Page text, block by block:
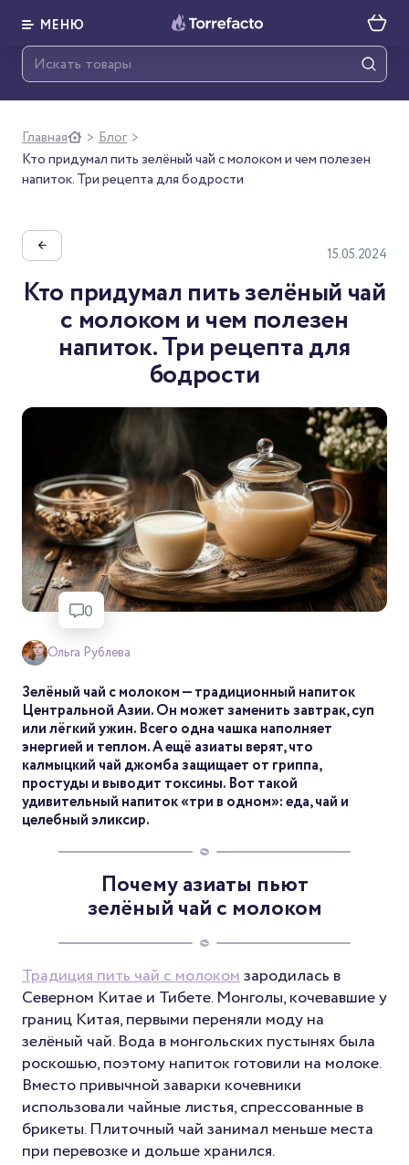
МЕНЮ
Главная > Блог >
Кто придумал пить зелёный чай с молоком и чем полезен
напиток. Три рецепта для бодрости
← 15.05.2024
Кто придумал пить зелёный чай
с молоком и чем полезен
напиток. Три рецепта для
бодрости
0
Ольга Рублева
Зелёный чай с молоком — традиционный напиток
Центральной Азии. Он может заменить завтрак, суп
или лёгкий ужин. Всего одна чашка наполняет
энергией и теплом. А ещё азиаты верят, что
калмыцкий чай джомба защищает от гриппа,
простуды и выводит токсины. Вот такой
удивительный напиток «три в одном»: еда, чай и
целебный эликсир.
Почему азиаты пьют
зелёный чай с молоком
Традиция пить чай с молокомзародилась в
Северном Китае и Тибете. Монголы, кочевавшие у
границ Китая, первыми переняли моду на
зелёный чай. Вода в монгольских пустынях была
роскошью, поэтому напиток готовили на молоке.
Вместо привычной заварки кочевники
использовали чайные листья, спрессованные в
брикеты. Плиточный чай занимал меньше места
при перевозке и дольше хранился.